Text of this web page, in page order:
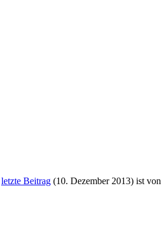
letzte Beitrag (10. Dezember 2013) ist von